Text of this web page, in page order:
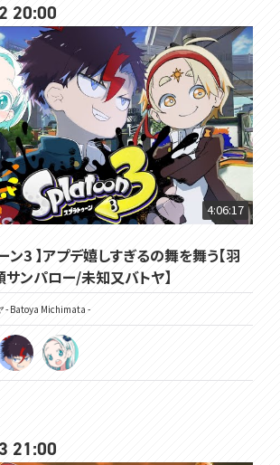
20:00
4:06:17
ン3 】アプデ嬉しすぎるの舞を舞う【羽
ンパロー/未知又バトヤ】
- Batoya Michimata -
21:00